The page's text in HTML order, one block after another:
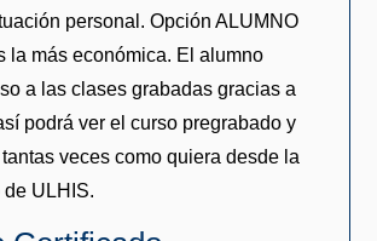
personal. Opción ALUMNO
la más económica. El alumno
a las clases grabadas gracias a
podrá ver el curso pregrabado y
veces como quiera desde la
ULHIS.